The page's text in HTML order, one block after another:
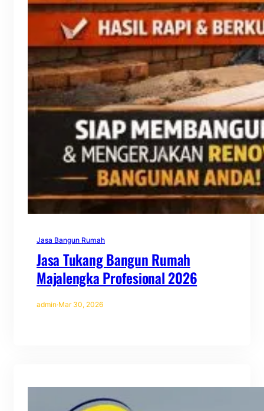
Jasa Bangun Rumah
Jasa Tukang Bangun Rumah
Majalengka Profesional 2026
admin·Mar 30, 2026